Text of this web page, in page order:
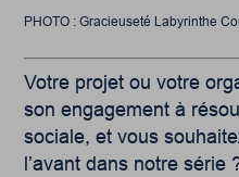
PHOTO : Gracieuseté Labyrinthe
Votre projet ou votre
son engagement à
sociale, et vous
l’avant dans notre série